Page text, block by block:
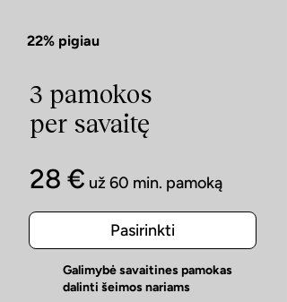
22% pigiau
3 pamokos
per savaitę
28 € už 60 min. pamoką
Pasirinkti
Galimybė savaitines pamokas
dalinti šeimos nariams